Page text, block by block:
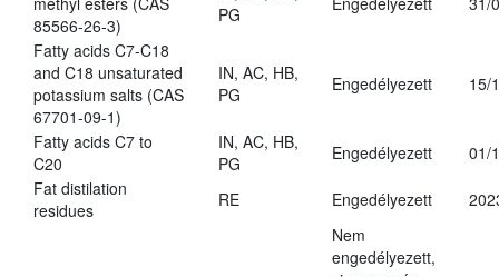
85566-26-3)
PG
Fatty acids C7-C18
and C18 unsaturated
potassium salts (CAS
67701-09-1)
IN, AC, HB,
PG
Engedélyezett 15/
Fatty acids C7 to
C20
IN, AC, HB,
PG
Engedélyezett
01/
Fat distilation
residues
RE Engedélyezett
Nem
engedélyezett,